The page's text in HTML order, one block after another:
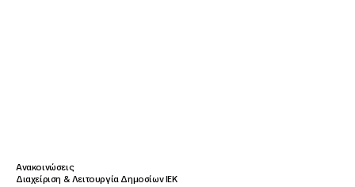
Ανακοινώσεις
Διαχείριση & Λειτουργία Δημοσίων ΙΕΚ